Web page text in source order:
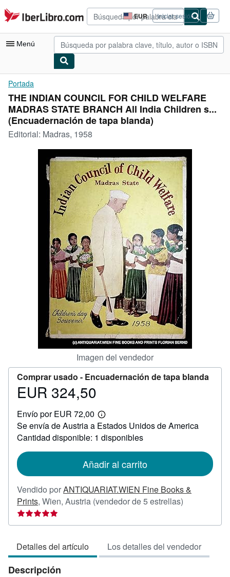
Pasar al contenido principal
IberLibro.com EUR
Preferencias
de
compra
del
Iniciar sesión
Menú
Mi cuenta
Consultar mis pedidos
Búsqueda avanzada
Colecciones
Libros antiguos
Arte y coleccionismo
Comenzar a vender
CERRAR
Portada
THE INDIAN COUNCIL FOR CHILD WELFARE
MADRAS STATE BRANCH All India Children s...
(Encuadernación de tapa blanda)
Editorial: Madras, 1958
Imagen del vendedor
Comprar usado - Encuadernación de tapa blanda
Precio
324,50
EUR 324,50
Envío por EUR 72,00
Más
información
sobre
las
envío
Se envía de Austria a Estados Unidos de America
Cantidad disponible: 1 disponibles
Añadir al carrito
Vendido porANTIQUARIAT.WIEN Fine Books &
Prints, Wien, Austria (vendedor de 5 estrellas)
vendedor:
de
5
Detalles del artículo Los detalles del vendedor
Descripción